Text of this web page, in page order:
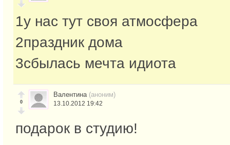
1у нас тут своя атмосфера
2праздник дома
3сбылась мечта идиота
0
Валентина (аноним)
13.10.2012 19:42
подарок в студию!